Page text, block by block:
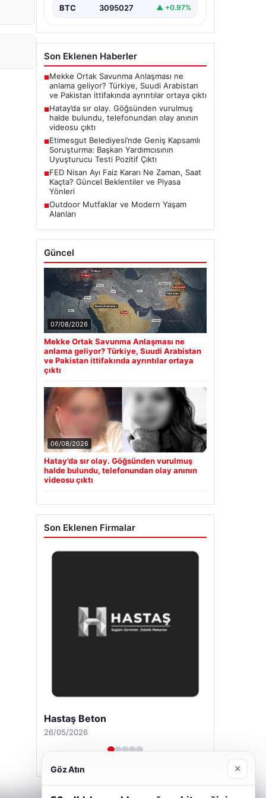
BTC 3095027 ▲ +0.97%
Son Eklenen Haberler
■Mekke Ortak Savunma Anlaşması ne
anlama geliyor? Türkiye, Suudi Arabistan
ve Pakistan ittifakında ayrıntılar ortaya çıktı
■Hatay’da sır olay. Göğsünden vurulmuş
halde bulundu, telefonundan olay anının
videosu çıktı
■Etimesgut Belediyesi’nde Geniş Kapsamlı
Soruşturma: Başkan Yardımcısının
Uyuşturucu Testi Pozitif Çıktı
■FED Nisan Ayı Faiz Kararı Ne Zaman, Saat
Kaçta? Güncel Beklentiler ve Piyasa
Yönleri
■Outdoor Mutfaklar ve Modern Yaşam
Alanları
Güncel
07/08/2026
Mekke Ortak Savunma Anlaşması ne
anlama geliyor? Türkiye, Suudi Arabistan
ve Pakistan ittifakında ayrıntılar ortaya
çıktı
06/08/2026
Hatay’da sır olay. Göğsünden vurulmuş
halde bulundu, telefonundan olay anının
videosu çıktı
Son Eklenen Firmalar
Hastaş Beton
26/05/2026
Göz Atın ×